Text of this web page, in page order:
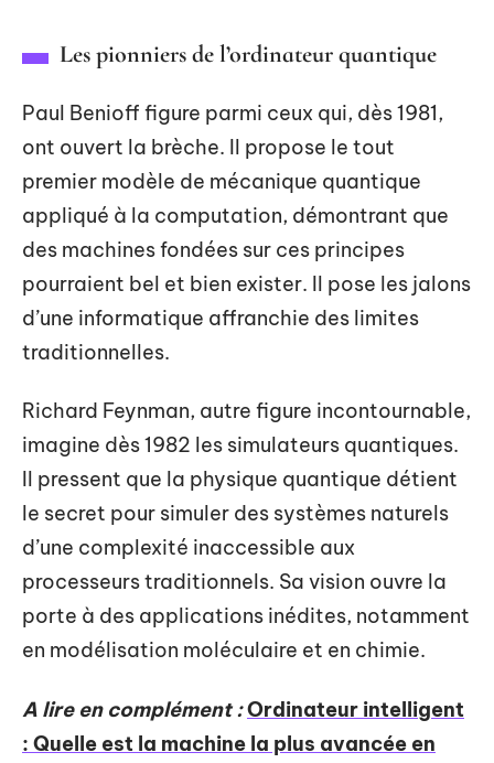
Les pionniers de l’ordinateur quantique
Paul Benioff figure parmi ceux qui, dès 1981,
ont ouvert la brèche. Il propose le tout
premier modèle de mécanique quantique
appliqué à la computation, démontrant que
des machines fondées sur ces principes
pourraient bel et bien exister. Il pose les jalons
d’une informatique affranchie des limites
traditionnelles.
Richard Feynman, autre figure incontournable,
imagine dès 1982 les simulateurs quantiques.
Il pressent que la physique quantique détient
le secret pour simuler des systèmes naturels
d’une complexité inaccessible aux
processeurs traditionnels. Sa vision ouvre la
porte à des applications inédites, notamment
en modélisation moléculaire et en chimie.
A lire en complément :Ordinateur intelligent
: Quelle est la machine la plus avancée en